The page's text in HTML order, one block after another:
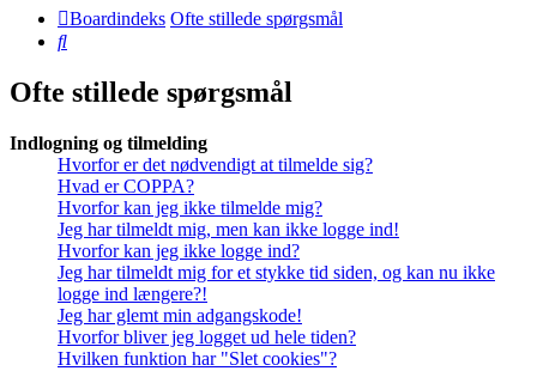
Boardindeks Ofte stillede spørgsmål
Søg
Ofte stillede spørgsmål
Indlogning og tilmelding
Hvorfor er det nødvendigt at tilmelde sig?
Hvad er COPPA?
Hvorfor kan jeg ikke tilmelde mig?
Jeg har tilmeldt mig, men kan ikke logge ind!
Hvorfor kan jeg ikke logge ind?
Jeg har tilmeldt mig for et stykke tid siden, og kan nu ikke
logge ind længere?!
Jeg har glemt min adgangskode!
Hvorfor bliver jeg logget ud hele tiden?
Hvilken funktion har "Slet cookies"?